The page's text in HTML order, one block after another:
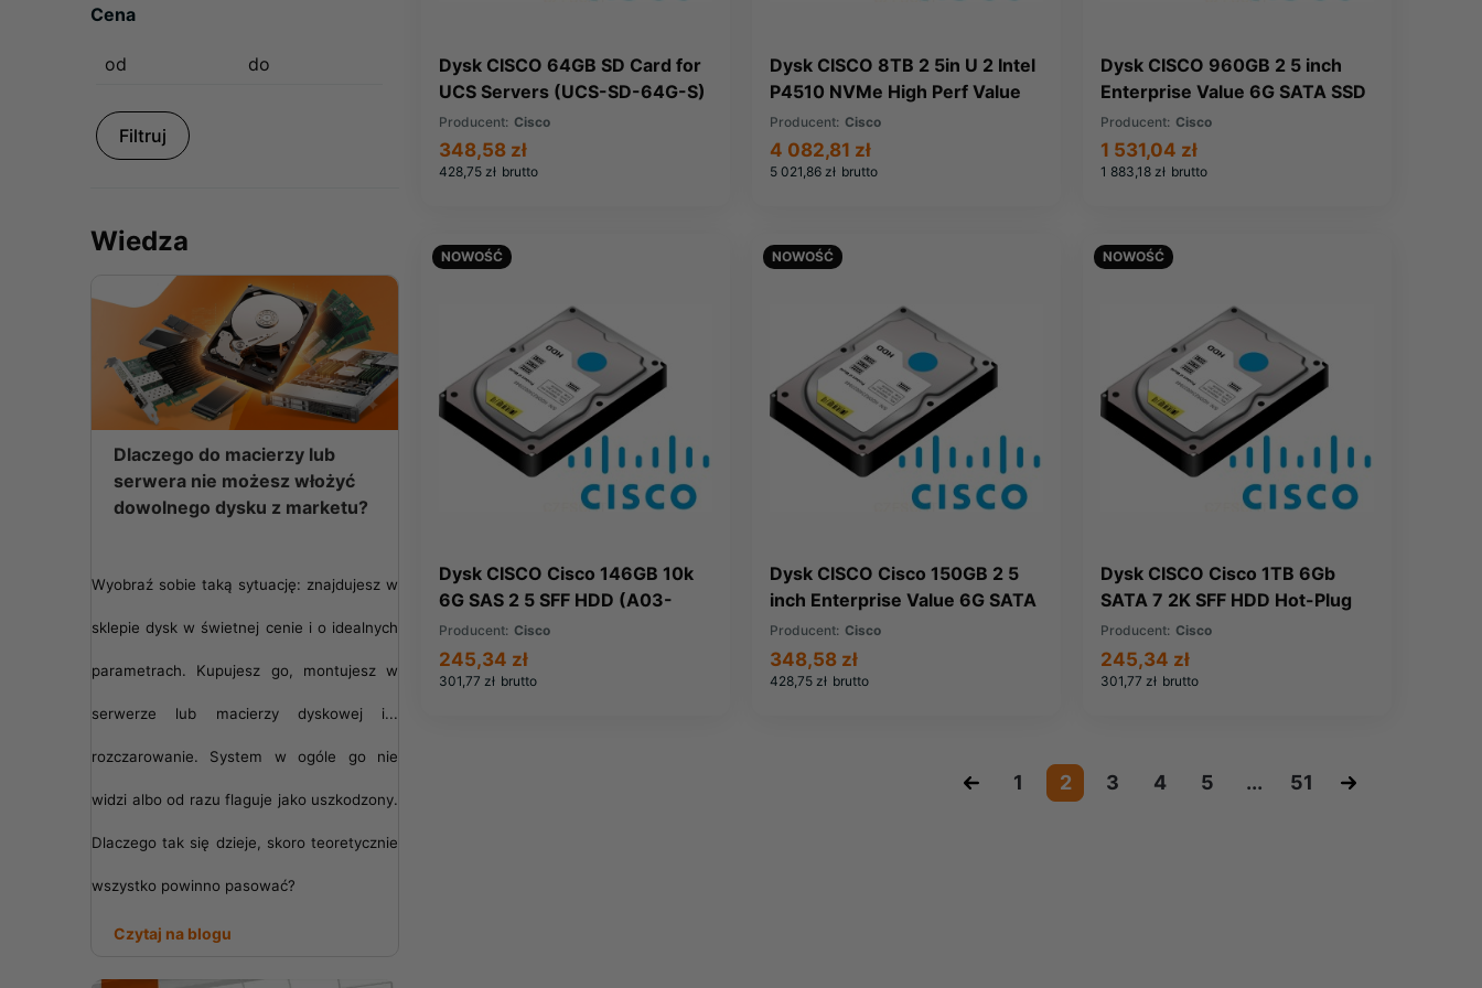
Cena
Filtruj
Wiedza
Dlaczego do macierzy lub
serwera nie możesz włożyć
dowolnego dysku z marketu?
Wyobraź sobie taką sytuację: znajdujesz w
sklepie dysk w świetnej cenie i o idealnych
parametrach. Kupujesz go, montujesz w
serwerze lub macierzy dyskowej i...
rozczarowanie. System w ogóle go nie
widzi albo od razu flaguje jako uszkodzony.
Dlaczego tak się dzieje, skoro teoretycznie
wszystko powinno pasować?
Czytaj na blogu
Dysk CISCO 64GB SD Card for
UCS Servers (UCS-SD-64G-S)
Producent: Cisco
428,75 zł brutto
348,58 zł
Dysk CISCO 8TB 2 5in U 2 Intel
P4510 NVMe High Perf Value
End (UCSB-NVMEHW-I8000)
Producent: Cisco
5 021,86 zł brutto
4 082,81 zł
Dysk CISCO 960GB 2 5 inch
Enterprise Value 6G SATA SSD
(UCS-SD960GBKS4-EV)
Producent: Cisco
1 883,18 zł brutto
1 531,04 zł
Dysk CISCO Cisco 146GB 10k
6G SAS 2 5 SFF HDD (A03-
D146GA2)
Producent: Cisco
301,77 zł brutto
245,34 zł
NOWOŚĆ
Dysk CISCO Cisco 150GB 2 5
inch Enterprise Value 6G SATA
SSD (UCS-SD150G61X-EV)
Producent: Cisco
428,75 zł brutto
348,58 zł
NOWOŚĆ
Dysk CISCO Cisco 1TB 6Gb
SATA 7 2K SFF HDD Hot-Plug
(A03-D1TBSATA)
Producent: Cisco
301,77 zł brutto
245,34 zł
NOWOŚĆ
« 1 2 3 4 5 ... 51 »